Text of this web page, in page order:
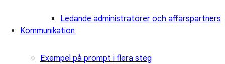
Ledande administratörer och affärspartners
Kommunikation
Exempel på prompt i flera steg